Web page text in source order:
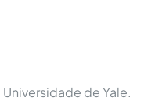
de Yale.